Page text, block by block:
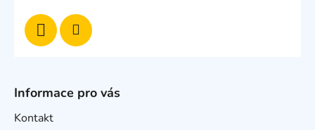
Informace pro vás
Kontakt